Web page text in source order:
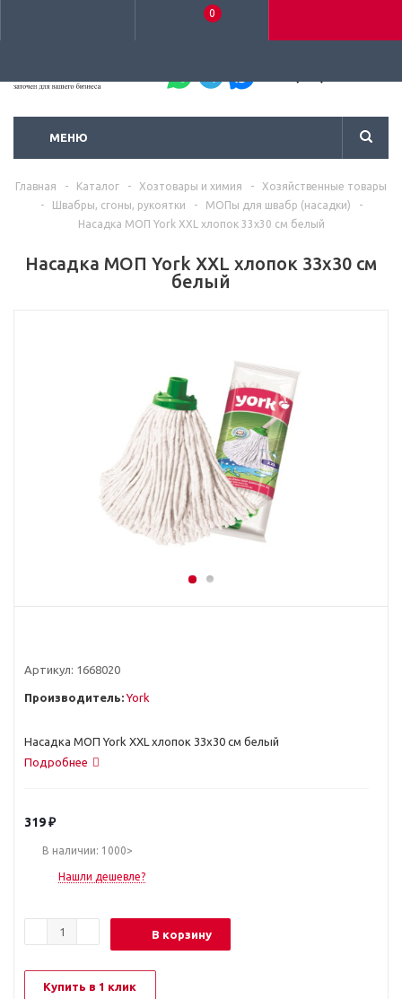
0
МЕНЮ
Главная - Каталог - Хозтовары и химия -
Хозяйственные товары
-
Швабры, сгоны, рукоятки - МОПы для швабр (насадки)
-
Насадка МОП York XXL хлопок 33x30 см белый
Насадка МОП York XXL хлопок 33x30 см
белый
Артикул: 1668020
Производитель: York
Насадка МОП York XXL хлопок 33x30 см белый
Подробнее
319₽
В наличии: 1000>
Нашли дешевле?
В корзину
Купить в 1 клик